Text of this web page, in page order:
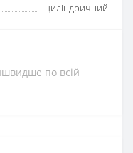
циліндричний
по всій